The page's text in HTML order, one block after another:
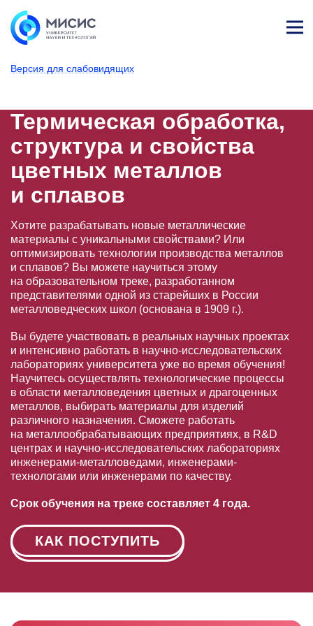
Версия для слабовидящих
т
Термическая обработка,
структура и свойства
цветных металлов
и сплавов
Хотите разрабатывать новые металлические
материалы с уникальными свойствами? Или
оптимизировать технологии производства металлов
и сплавов? Вы можете научиться этому
на образовательном треке, разработанном
представителями одной из старейших в России
металловедческих школ (основана в 1909 г.).
Вы будете участвовать в реальных научных проектах
и интенсивно работать в научно-исследовательских
лабораториях университета уже во время обучения!
Научитесь осуществлять технологические процессы
в области металловедения цветных и драгоценных
металлов, выбирать материалы для изделий
различного назначения. Сможете работать
на металлообрабатывающих предприятиях, в R&D
центрах и научно-исследовательских лабораториях
инженерами-металловедами, инженерами-
технологами или инженерами по качеству.
Срок обучения на треке составляет 4 года.
КАК ПОСТУПИТЬ